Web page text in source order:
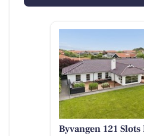
Byvangen 121